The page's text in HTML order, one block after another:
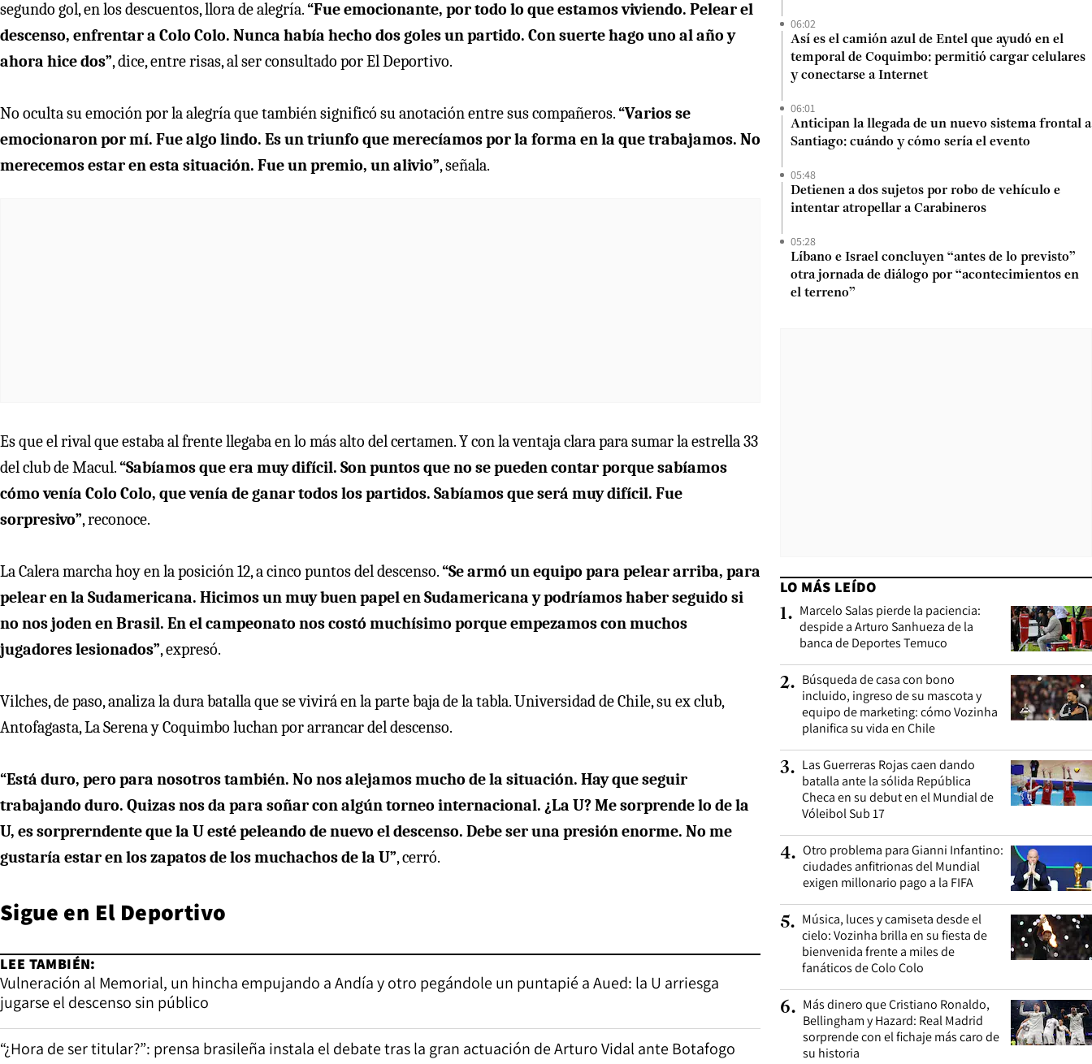
segundo gol, en los descuentos, llora de alegría.“Fue emocionante, por todo lo que estamos viviendo. Pelear el
descenso, enfrentar a Colo Colo. Nunca había hecho dos goles un partido. Con suerte hago uno al año y
ahora hice dos”, dice, entre risas, al ser consultado por El Deportivo.
No oculta su emoción por la alegría que también significó su anotación entre sus compañeros.“Varios se
emocionaron por mí. Fue algo lindo. Es un triunfo que merecíamos por la forma en la que trabajamos. No
merecemos estar en esta situación. Fue un premio, un alivio”, señala.
Es que el rival que estaba al frente llegaba en lo más alto del certamen. Y con la ventaja clara para sumar la estrella 33
del club de Macul.“Sabíamos que era muy difícil. Son puntos que no se pueden contar porque sabíamos
cómo venía Colo Colo, que venía de ganar todos los partidos. Sabíamos que será muy difícil. Fue
sorpresivo”, reconoce.
La Calera marcha hoy en la posición 12, a cinco puntos del descenso.“Se armó un equipo para pelear arriba, para
pelear en la Sudamericana. Hicimos un muy buen papel en Sudamericana y podríamos haber seguido si
no nos joden en Brasil. En el campeonato nos costó muchísimo porque empezamos con muchos
jugadores lesionados”, expresó.
Vilches, de paso, analiza la dura batalla que se vivirá en la parte baja de la tabla. Universidad de Chile, su ex club,
Antofagasta, La Serena y Coquimbo luchan por arrancar del descenso.
“Está duro, pero para nosotros también. No nos alejamos mucho de la situación. Hay que seguir
trabajando duro. Quizas nos da para soñar con algún torneo internacional. ¿La U? Me sorprende lo de la
U, es sorprerndente que la U esté peleando de nuevo el descenso. Debe ser una presión enorme. No me
gustaría estar en los zapatos de los muchachos de la U”, cerró.
Sigue en El Deportivo
LEE TAMBIÉN:
Vulneración al Memorial, un hincha empujando a Andía y otro pegándole un puntapié a Aued: la U arriesga
jugarse el descenso sin público
“¿Hora de ser titular?”: prensa brasileña instala el debate tras la gran actuación de Arturo Vidal ante Botafogo
06:02
Así es el camión azul de Entel que ayudó en el
temporal de Coquimbo: permitió cargar celulares
y conectarse a Internet
06:01
Anticipan la llegada de un nuevo sistema frontal a
Santiago: cuándo y cómo sería el evento
05:48
Detienen a dos sujetos por robo de vehículo e
intentar atropellar a Carabineros
05:28
Líbano e Israel concluyen “antes de lo previsto”
otra jornada de diálogo por “acontecimientos en
el terreno”
LO MÁS LEÍDO
1. Marcelo Salas pierde la paciencia:
despide a Arturo Sanhueza de la
banca de Deportes Temuco
2. Búsqueda de casa con bono
incluido, ingreso de su mascota y
equipo de marketing: cómo Vozinha
planifica su vida en Chile
3. Las Guerreras Rojas caen dando
batalla ante la sólida República
Checa en su debut en el Mundial de
Vóleibol Sub 17
4. Otro problema para Gianni Infantino:
ciudades anfitrionas del Mundial
exigen millonario pago a la FIFA
5. Música, luces y camiseta desde el
cielo: Vozinha brilla en su fiesta de
bienvenida frente a miles de
fanáticos de Colo Colo
6. Más dinero que Cristiano Ronaldo,
Bellingham y Hazard: Real Madrid
sorprende con el fichaje más caro de
su historia